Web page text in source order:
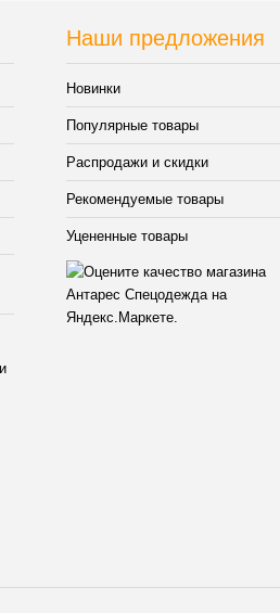
Наши предложения
Новинки
Популярные товары
Распродажи и скидки
Рекомендуемые товары
Уцененные товары